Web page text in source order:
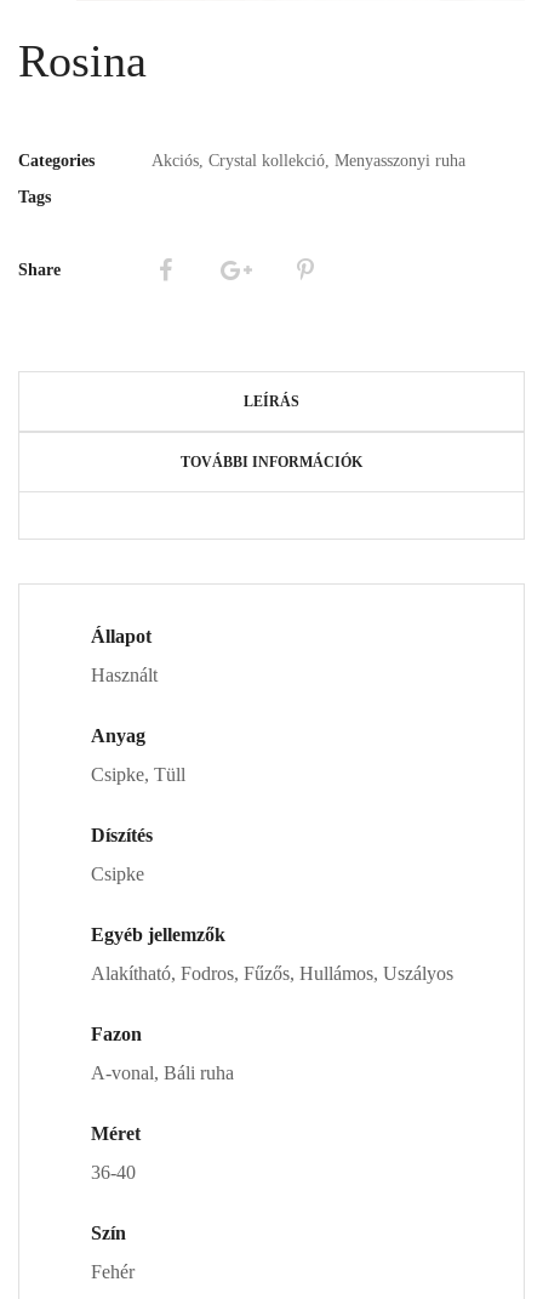
Rosina
Categories Akciós, Crystal kollekció, Menyasszonyi ruha
Tags
Share
LEÍRÁS
TOVÁBBI INFORMÁCIÓK
Állapot
Használt
Anyag
Csipke, Tüll
Díszítés
Csipke
Egyéb jellemzők
Alakítható, Fodros, Fűzős, Hullámos, Uszályos
Fazon
A-vonal, Báli ruha
Méret
36-40
Szín
Fehér